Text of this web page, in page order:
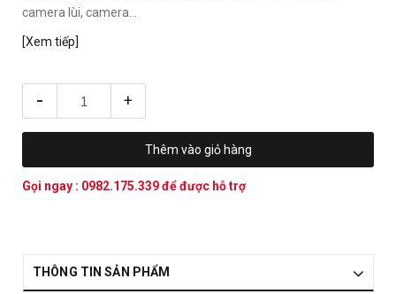
camera lùi, camera...
[Xem tiếp]
- +
Thêm vào giỏ hàng
Gọi ngay : 0982.175.339để được hỗ trợ
THÔNG TIN SẢN PHẨM